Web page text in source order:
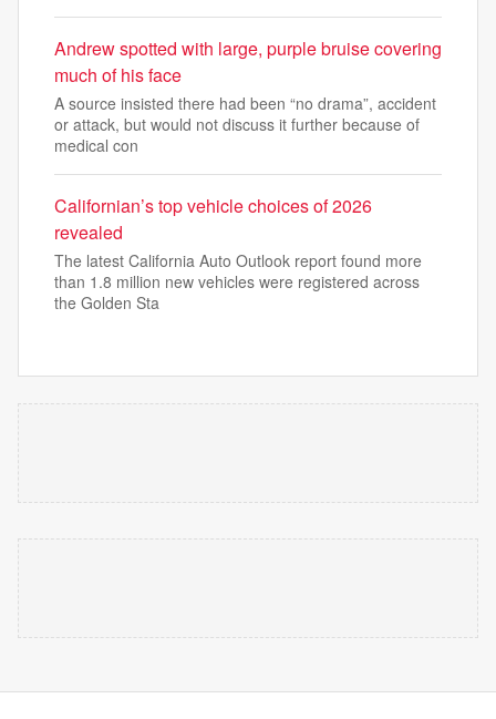
Andrew spotted with large, purple bruise covering
much of his face
A source insisted there had been “no drama”, accident
or attack, but would not discuss it further because of
medical con
Californian’s top vehicle choices of 2026
revealed
The latest California Auto Outlook report found more
than 1.8 million new vehicles were registered across
the Golden Sta